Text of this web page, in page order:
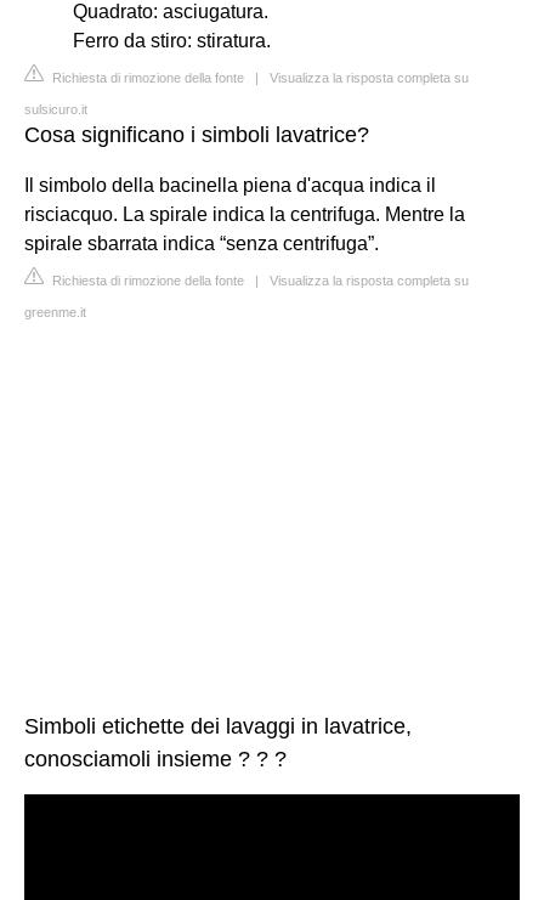
Quadrato: asciugatura.
Ferro da stiro: stiratura.
Richiesta di rimozione della fonte | Visualizza la risposta completa su
sulsicuro.it
Cosa significano i simboli lavatrice?
Il simbolo della bacinella piena d'acqua indica il
risciacquo. La spirale indica la centrifuga. Mentre la
spirale sbarrata indica “senza centrifuga”.
Richiesta di rimozione della fonte | Visualizza la risposta completa su
greenme.it
Simboli etichette dei lavaggi in lavatrice,
conosciamoli insieme ? ? ?